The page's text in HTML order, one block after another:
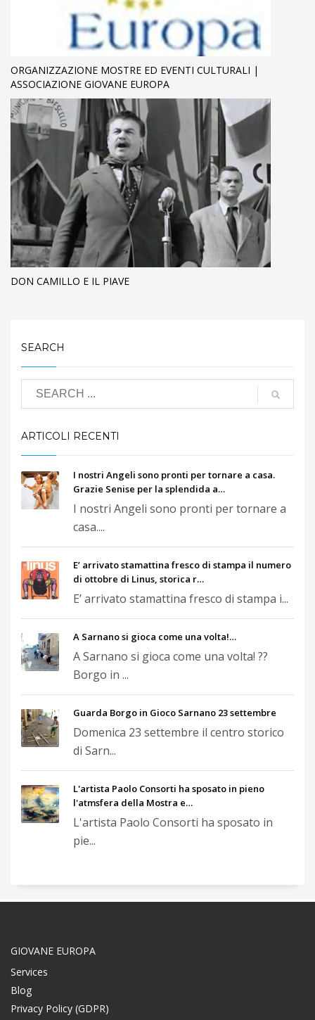
ORGANIZZAZIONE MOSTRE ED EVENTI CULTURALI |
ASSOCIAZIONE GIOVANE EUROPA
DON CAMILLO E IL PIAVE
SEARCH
ARTICOLI RECENTI
I nostri Angeli sono pronti per tornare a casa.
Grazie Senise per la splendida a…
I nostri Angeli sono pronti per tornare a
casa....
E’ arrivato stamattina fresco di stampa il numero
di ottobre di Linus, storica r…
E’ arrivato stamattina fresco di stampa i...
A Sarnano si gioca come una volta!…
A Sarnano si gioca come una volta! ??
Borgo in ...
Guarda Borgo in Gioco Sarnano 23 settembre
Domenica 23 settembre il centro storico
di Sarn...
L'artista Paolo Consorti ha sposato in pieno
l'atmsfera della Mostra e…
L'artista Paolo Consorti ha sposato in
pie...
GIOVANE EUROPA
Services
Blog
Privacy Policy (GDPR)